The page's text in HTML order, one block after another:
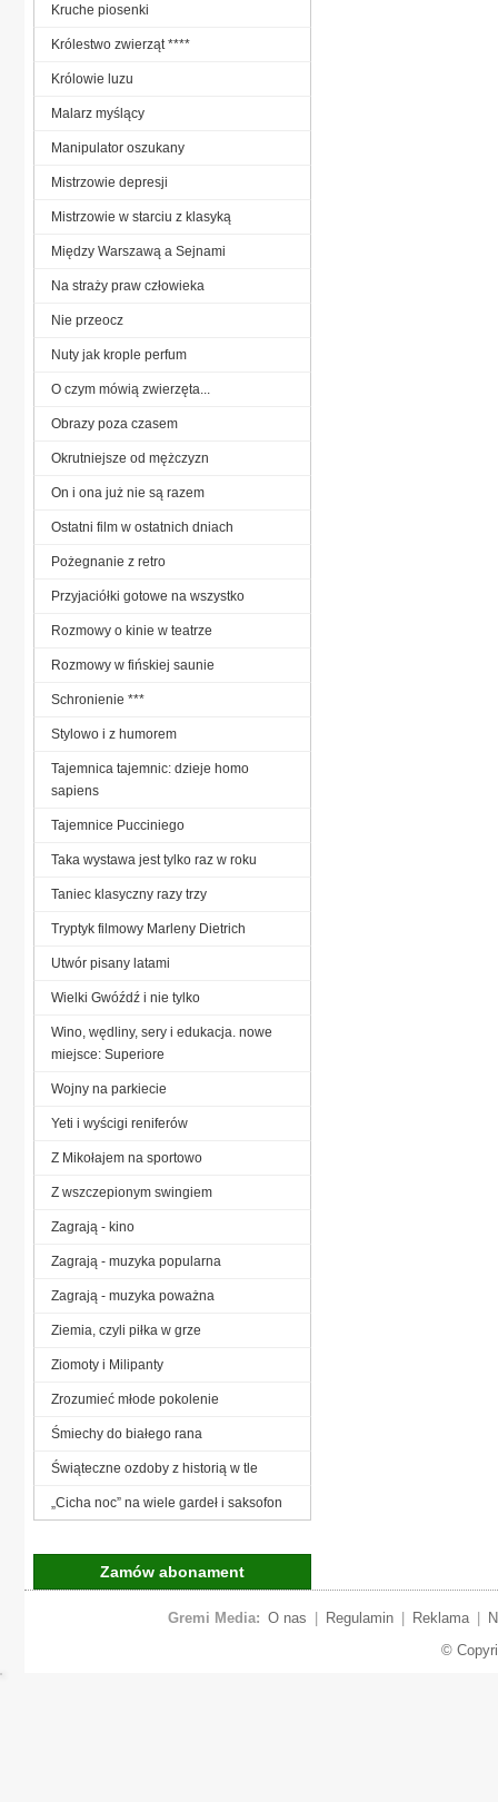
Kruche piosenki
Królestwo zwierząt ****
Królowie luzu
Malarz myślący
Manipulator oszukany
Mistrzowie depresji
Mistrzowie w starciu z klasyką
Między Warszawą a Sejnami
Na straży praw człowieka
Nie przeocz
Nuty jak krople perfum
O czym mówią zwierzęta...
Obrazy poza czasem
Okrutniejsze od mężczyzn
On i ona już nie są razem
Ostatni film w ostatnich dniach
Pożegnanie z retro
Przyjaciółki gotowe na wszystko
Rozmowy o kinie w teatrze
Rozmowy w fińskiej saunie
Schronienie ***
Stylowo i z humorem
Tajemnica tajemnic: dzieje homo
sapiens
Tajemnice Pucciniego
Taka wystawa jest tylko raz w roku
Taniec klasyczny razy trzy
Tryptyk filmowy Marleny Dietrich
Utwór pisany latami
Wielki Gwóźdź i nie tylko
Wino, wędliny, sery i edukacja. nowe
miejsce: Superiore
Wojny na parkiecie
Yeti i wyścigi reniferów
Z Mikołajem na sportowo
Z wszczepionym swingiem
Zagrają - kino
Zagrają - muzyka popularna
Zagrają - muzyka poważna
Ziemia, czyli piłka w grze
Ziomoty i Milipanty
Zrozumieć młode pokolenie
Śmiechy do białego rana
Świąteczne ozdoby z historią w tle
„Cicha noc” na wiele gardeł i saksofon
Zamów abonament
Gremi Media: O nas Regulamin Reklama
©